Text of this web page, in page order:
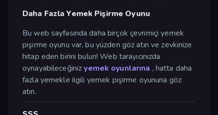
Daha Fazla Yemek Pişirme Oyunu
Bu web sayfasında daha birçok çevrimiçi yemek
pişirme oyunu var, bu yüzden göz atın ve zevkinize
hitap eden birini bulun! Web tarayıcınızda
oynayabileceğinizyemek oyunlarına , hatta daha
fazla yemekle ilgili yemek pişirme oyununa göz
atın.